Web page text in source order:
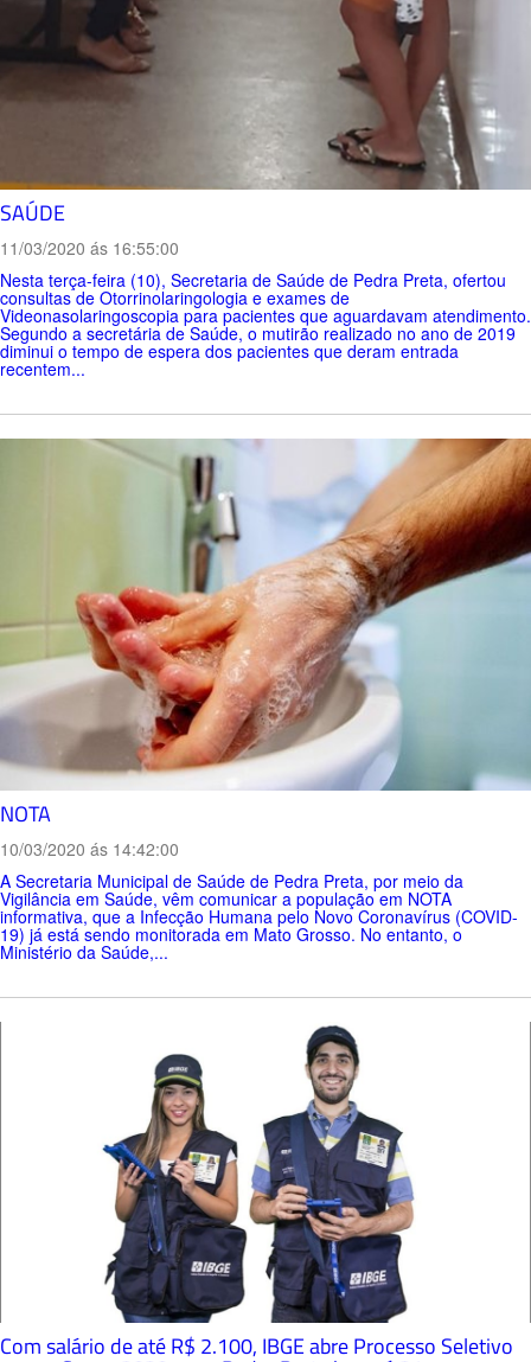
SAÚDE
11/03/2020 ás 16:55:00
Nesta terça-feira (10), Secretaria de Saúde de Pedra Preta, ofertou
consultas de Otorrinolaringologia e exames de
Videonasolaringoscopia para pacientes que aguardavam atendimento.
Segundo a secretária de Saúde, o mutirão realizado no ano de 2019
diminui o tempo de espera dos pacientes que deram entrada
recentem...
NOTA
10/03/2020 ás 14:42:00
A Secretaria Municipal de Saúde de Pedra Preta, por meio da
Vigilância em Saúde, vêm comunicar a população em NOTA
informativa, que a Infecção Humana pelo Novo Coronavírus (COVID-
19) já está sendo monitorada em Mato Grosso. No entanto, o
Ministério da Saúde,...
Com salário de até R$ 2.100, IBGE abre Processo Seletivo